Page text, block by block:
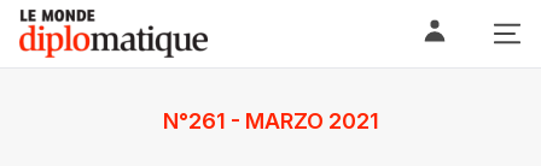
Skip
content
Le monde diplomatique
N°261 - MARZO 2021